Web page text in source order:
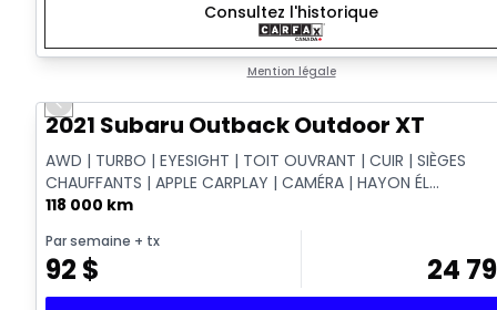
Consultez l'historique
Mention légale
Vidéo disponible
Previous slide
2021 Subaru Outback Outdoor XT
AWD | TURBO | EYESIGHT | TOIT OUVRANT | CUIR | SIÈGES
CHAUFFANTS | APPLE CARPLAY | CAMÉRA | HAYON ÉL...
118 000 km
Par semaine + tx
92 $ 24